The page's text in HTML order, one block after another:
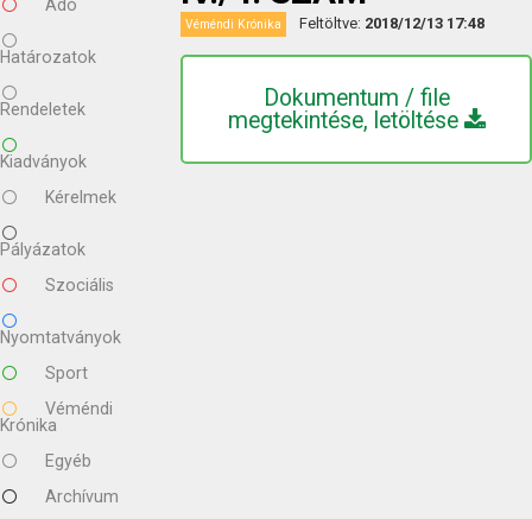
Adó
Határozatok
Rendeletek
Kiadványok
Kérelmek
Pályázatok
Szociális
Nyomtatványok
Sport
Véméndi
Krónika
Egyéb
Archívum
Véméndi Krónika Feltöltve: 2018/12/13 17:48
Dokumentum / file
megtekintése, letöltése